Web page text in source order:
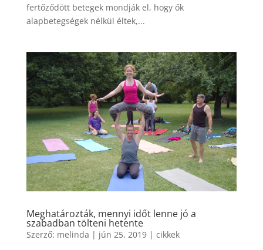
fertőződött betegek mondják el, hogy ők
alapbetegségek nélkül éltek,...
Meghatározták, mennyi időt lenne jó a
szabadban tölteni hetente
Szerző: melinda | jún 25, 2019| cikkek